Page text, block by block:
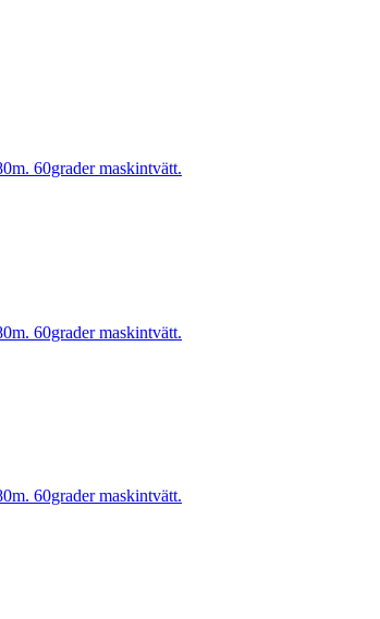
60grader maskintvätt.
60grader maskintvätt.
60grader maskintvätt.